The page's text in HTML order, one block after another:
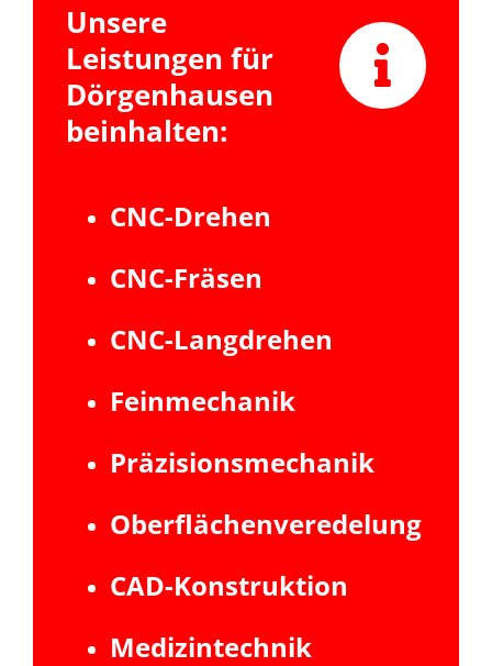
Unsere
Leistungen für
Dörgenhausen
beinhalten:
CNC-Drehen
CNC-Fräsen
CNC-Langdrehen
Feinmechanik
Präzisionsmechanik
Oberflächenveredelung
CAD-Konstruktion
Medizintechnik